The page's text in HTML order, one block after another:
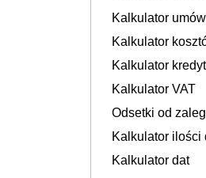
Kalkulator
Kalkulator
Kalkulator
Kalkulator VAT
Odsetki od
Kalkulator ilości
Kalkulator dat